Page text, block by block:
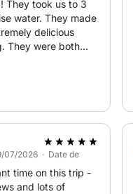
They took us to 3
water. They made
delicious
They were both
happy, and also
07/2026 · Date de
time on this trip -
and lots of